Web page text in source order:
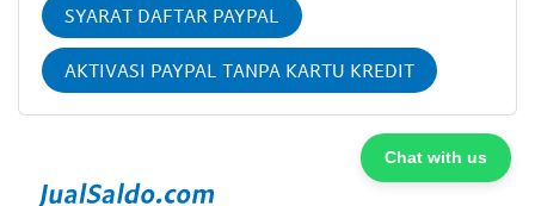
SYARAT DAFTAR PAYPAL
AKTIVASI PAYPAL TANPA KARTU KREDIT
Chat with us